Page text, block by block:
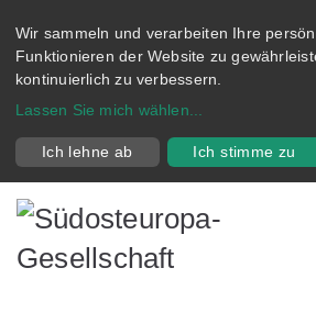
Wir sammeln und verarbeiten Ihre
Funktionieren der Website zu
kontinuierlich zu verbessern.
Lassen Sie mich wählen
Ich lehne ab Ich stimme zu